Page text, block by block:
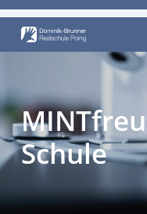
Skip
main
Schule